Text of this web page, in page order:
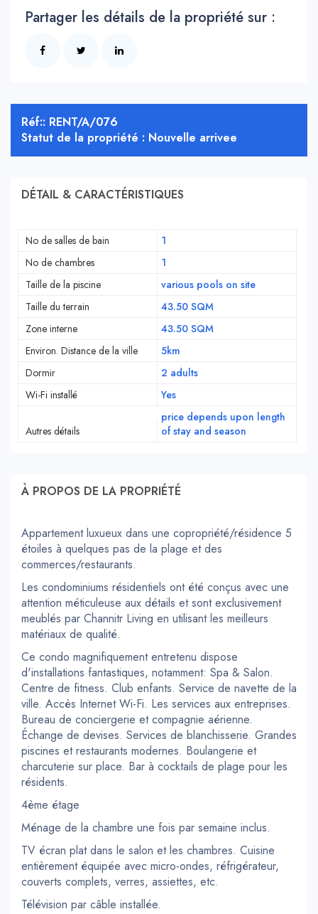
Partager les détails de la propriété sur :
Réf:: RENT/A/076
Statut de la propriété : Nouvelle arrivee
DÉTAIL & CARACTÉRISTIQUES
No de salles de bain
1
No de chambres
1
Taille de la piscine
various pools on site
Taille du terrain
43.50 SQM
Zone interne
43.50 SQM
Environ. Distance de la ville
5km
Dormir
2 adults
Wi-Fi installé
Yes
Autres détails
price depends upon length
of stay and season
À PROPOS DE LA PROPRIÉTÉ
Appartement luxueux dans une copropriété/résidence 5
étoiles à quelques pas de la plage et des
commerces/restaurants.
Les condominiums résidentiels ont été conçus avec une
attention méticuleuse aux détails et sont exclusivement
meublés par Channitr Living en utilisant les meilleurs
matériaux de qualité.
Ce condo magnifiquement entretenu dispose
d'installations fantastiques, notamment: Spa & Salon.
Centre de fitness. Club enfants. Service de navette de la
ville. Accès Internet Wi-Fi. Les services aux entreprises.
Bureau de conciergerie et compagnie aérienne.
Échange de devises. Services de blanchisserie. Grandes
piscines et restaurants modernes. Boulangerie et
charcuterie sur place. Bar à cocktails de plage pour les
résidents.
4ème étage
Ménage de la chambre une fois par semaine inclus.
TV écran plat dans le salon et les chambres. Cuisine
entièrement équipée avec micro-ondes, réfrigérateur,
couverts complets, verres, assiettes, etc.
Télévision par câble installée.